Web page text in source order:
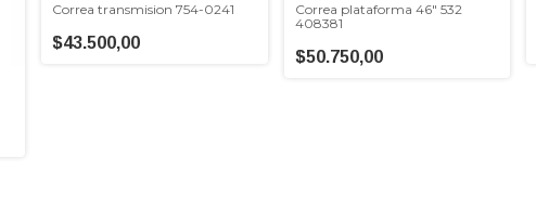
Correa transmision 754-0241
$43.500,00
Correa plataforma 46" 532
408381
$50.750,00